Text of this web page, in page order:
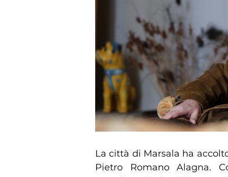
La città di Marsala ha
Pietro Romano Alagna.